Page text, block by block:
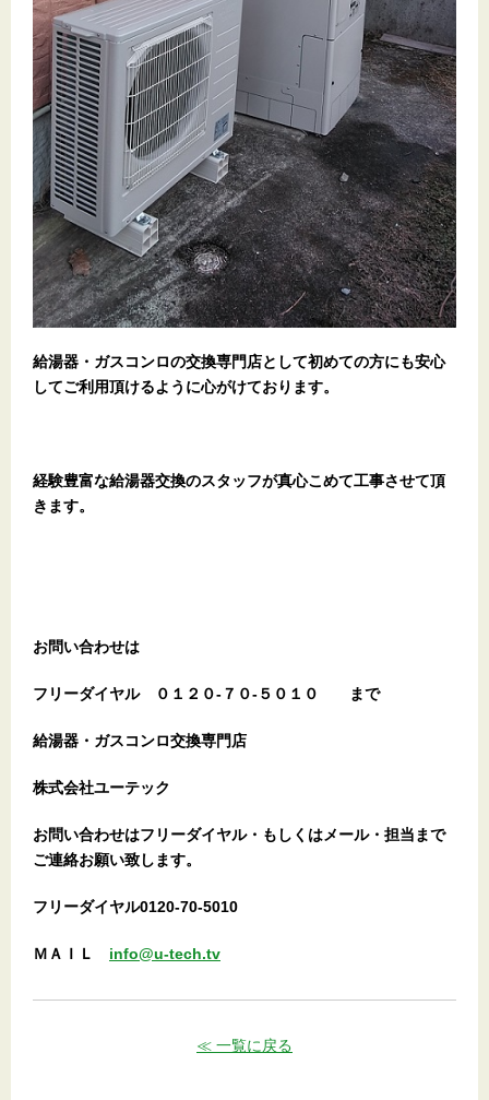
給湯器・ガスコンロの交換専門店として初めての方にも安心
してご利用頂けるように心がけております。
経験豊富な給湯器交換のスタッフが真心こめて工事させて頂
きます。
お問い合わせは
フリーダイヤル ０１２０-７０-５０１０ まで
給湯器・ガスコンロ交換専門店
株式会社ユーテック
お問い合わせはフリーダイヤル・もしくはメール・担当まで
ご連絡お願い致します。
フリーダイヤル0120-70-5010
ＭＡＩＬ info@u-tech.tv
≪ 一覧に戻る